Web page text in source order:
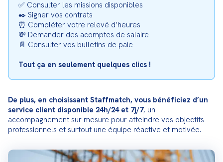
✅ Consulter les missions disponibles
✒️ Signer vos contrats
⏰ Compléter votre relevé d’heures
💸 Demander des acomptes de salaire
📄 Consulter vos bulletins de paie
Tout ça en seulement quelques clics !
De plus, en choisissant Staffmatch, vous bénéficiez d’un
service client disponible 24h/24 et 7j/7, un
accompagnement sur mesure pour atteindre vos objectifs
professionnels et surtout une équipe réactive et motivée.